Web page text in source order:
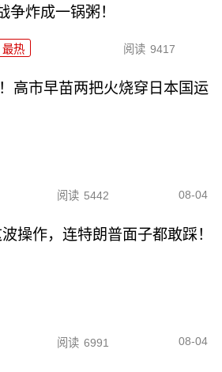
争炸成一锅粥！
最热 阅读 9417
高市早苗两把火烧穿日本国运
阅读 5442 08-04
操作，连特朗普面子都敢踩！
阅读 6991 08-04